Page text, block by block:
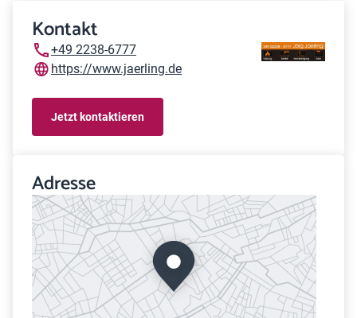
Kontakt
+49 2238-6777
https://www.jaerling.de
Jetzt kontaktieren
Adresse